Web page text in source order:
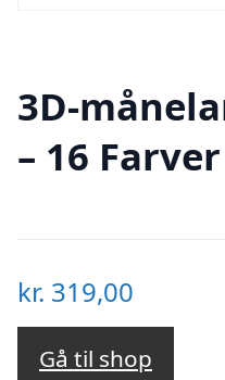
3D-
– 16
kr. 319,00
Gå til shop